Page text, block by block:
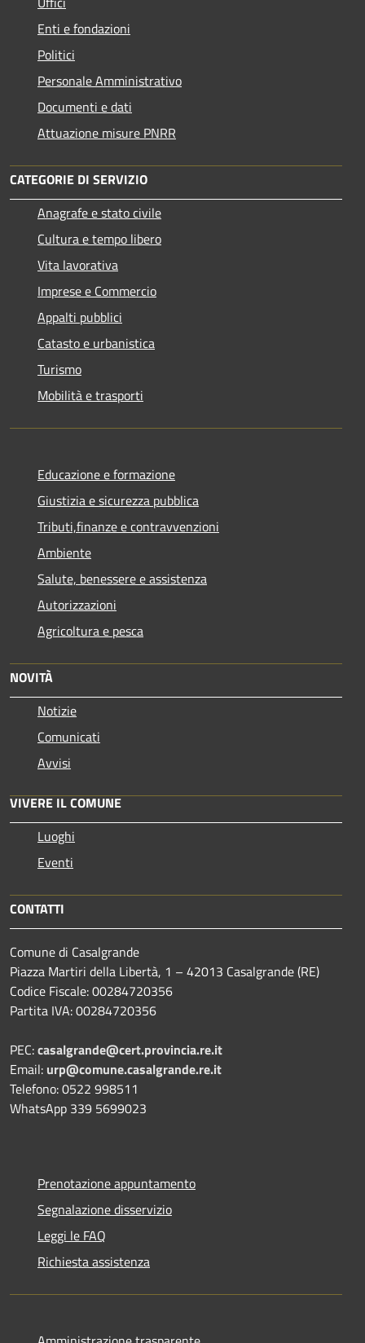
Enti e fondazioni
Politici
Personale Amministrativo
Documenti e dati
Attuazione misure PNRR
CATEGORIE DI SERVIZIO
Anagrafe e stato civile
Cultura e tempo libero
Vita lavorativa
Imprese e Commercio
Appalti pubblici
Catasto e urbanistica
Turismo
Mobilità e trasporti
Educazione e formazione
Giustizia e sicurezza pubblica
Tributi,finanze e contravvenzioni
Ambiente
Salute, benessere e assistenza
Autorizzazioni
Agricoltura e pesca
NOVITÀ
Notizie
Comunicati
Avvisi
VIVERE IL COMUNE
Luoghi
Eventi
CONTATTI
Comune di Casalgrande
Piazza Martiri della Libertà, 1 – 42013 Casalgrande (RE)
Codice Fiscale: 00284720356
Partita IVA: 00284720356
PEC:casalgrande@cert.provincia.re.it
Email: urp@comune.casalgrande.re.it
Telefono: 0522 998511
WhatsApp 339 5699023
Prenotazione appuntamento
Segnalazione disservizio
Leggi le FAQ
Richiesta assistenza